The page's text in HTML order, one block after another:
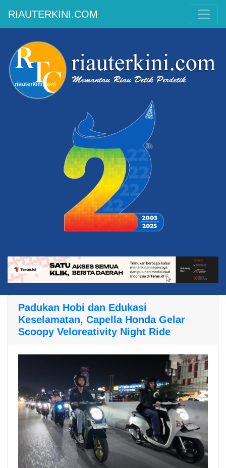
RIAUTERKINI.COM
Padukan Hobi dan Edukasi
Keselamatan, Capella Honda Gelar
Scoopy Veloreativity Night Ride